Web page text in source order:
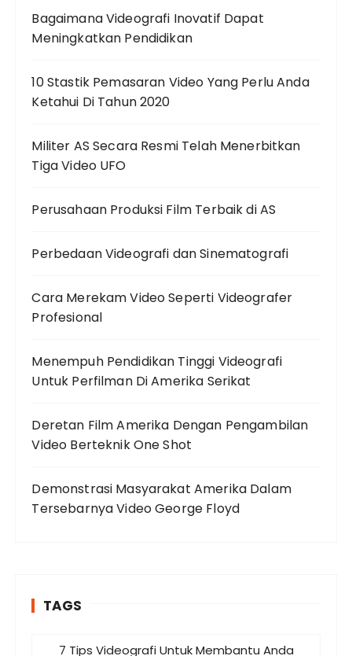
Bagaimana Videografi Inovatif Dapat
Meningkatkan Pendidikan
10 Stastik Pemasaran Video Yang Perlu Anda
Ketahui Di Tahun 2020
Militer AS Secara Resmi Telah Menerbitkan
Tiga Video UFO
Perusahaan Produksi Film Terbaik di AS
Perbedaan Videografi dan Sinematografi
Cara Merekam Video Seperti Videografer
Profesional
Menempuh Pendidikan Tinggi Videografi
Untuk Perfilman Di Amerika Serikat
Deretan Film Amerika Dengan Pengambilan
Video Berteknik One Shot
Demonstrasi Masyarakat Amerika Dalam
Tersebarnya Video George Floyd
TAGS
7 Tips Videografi Untuk Membantu Anda